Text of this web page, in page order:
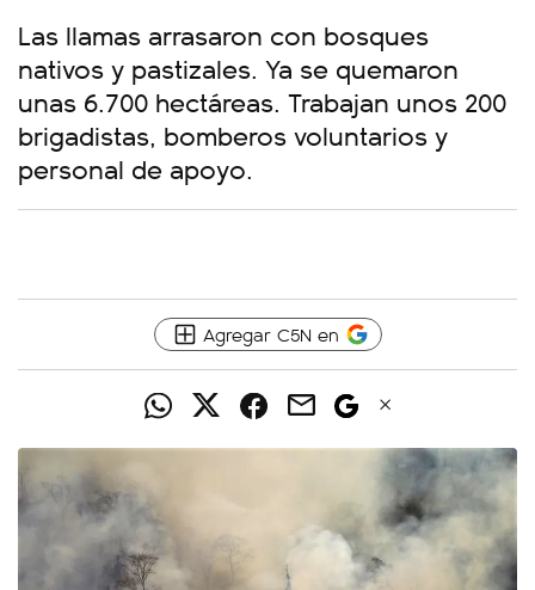
Las llamas arrasaron con bosques
nativos y pastizales. Ya se quemaron
unas 6.700 hectáreas. Trabajan unos 200
brigadistas, bomberos voluntarios y
personal de apoyo.
Agregar C5N en